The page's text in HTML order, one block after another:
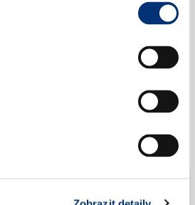
obléct na koncert?
(Netleskat mezi větami)